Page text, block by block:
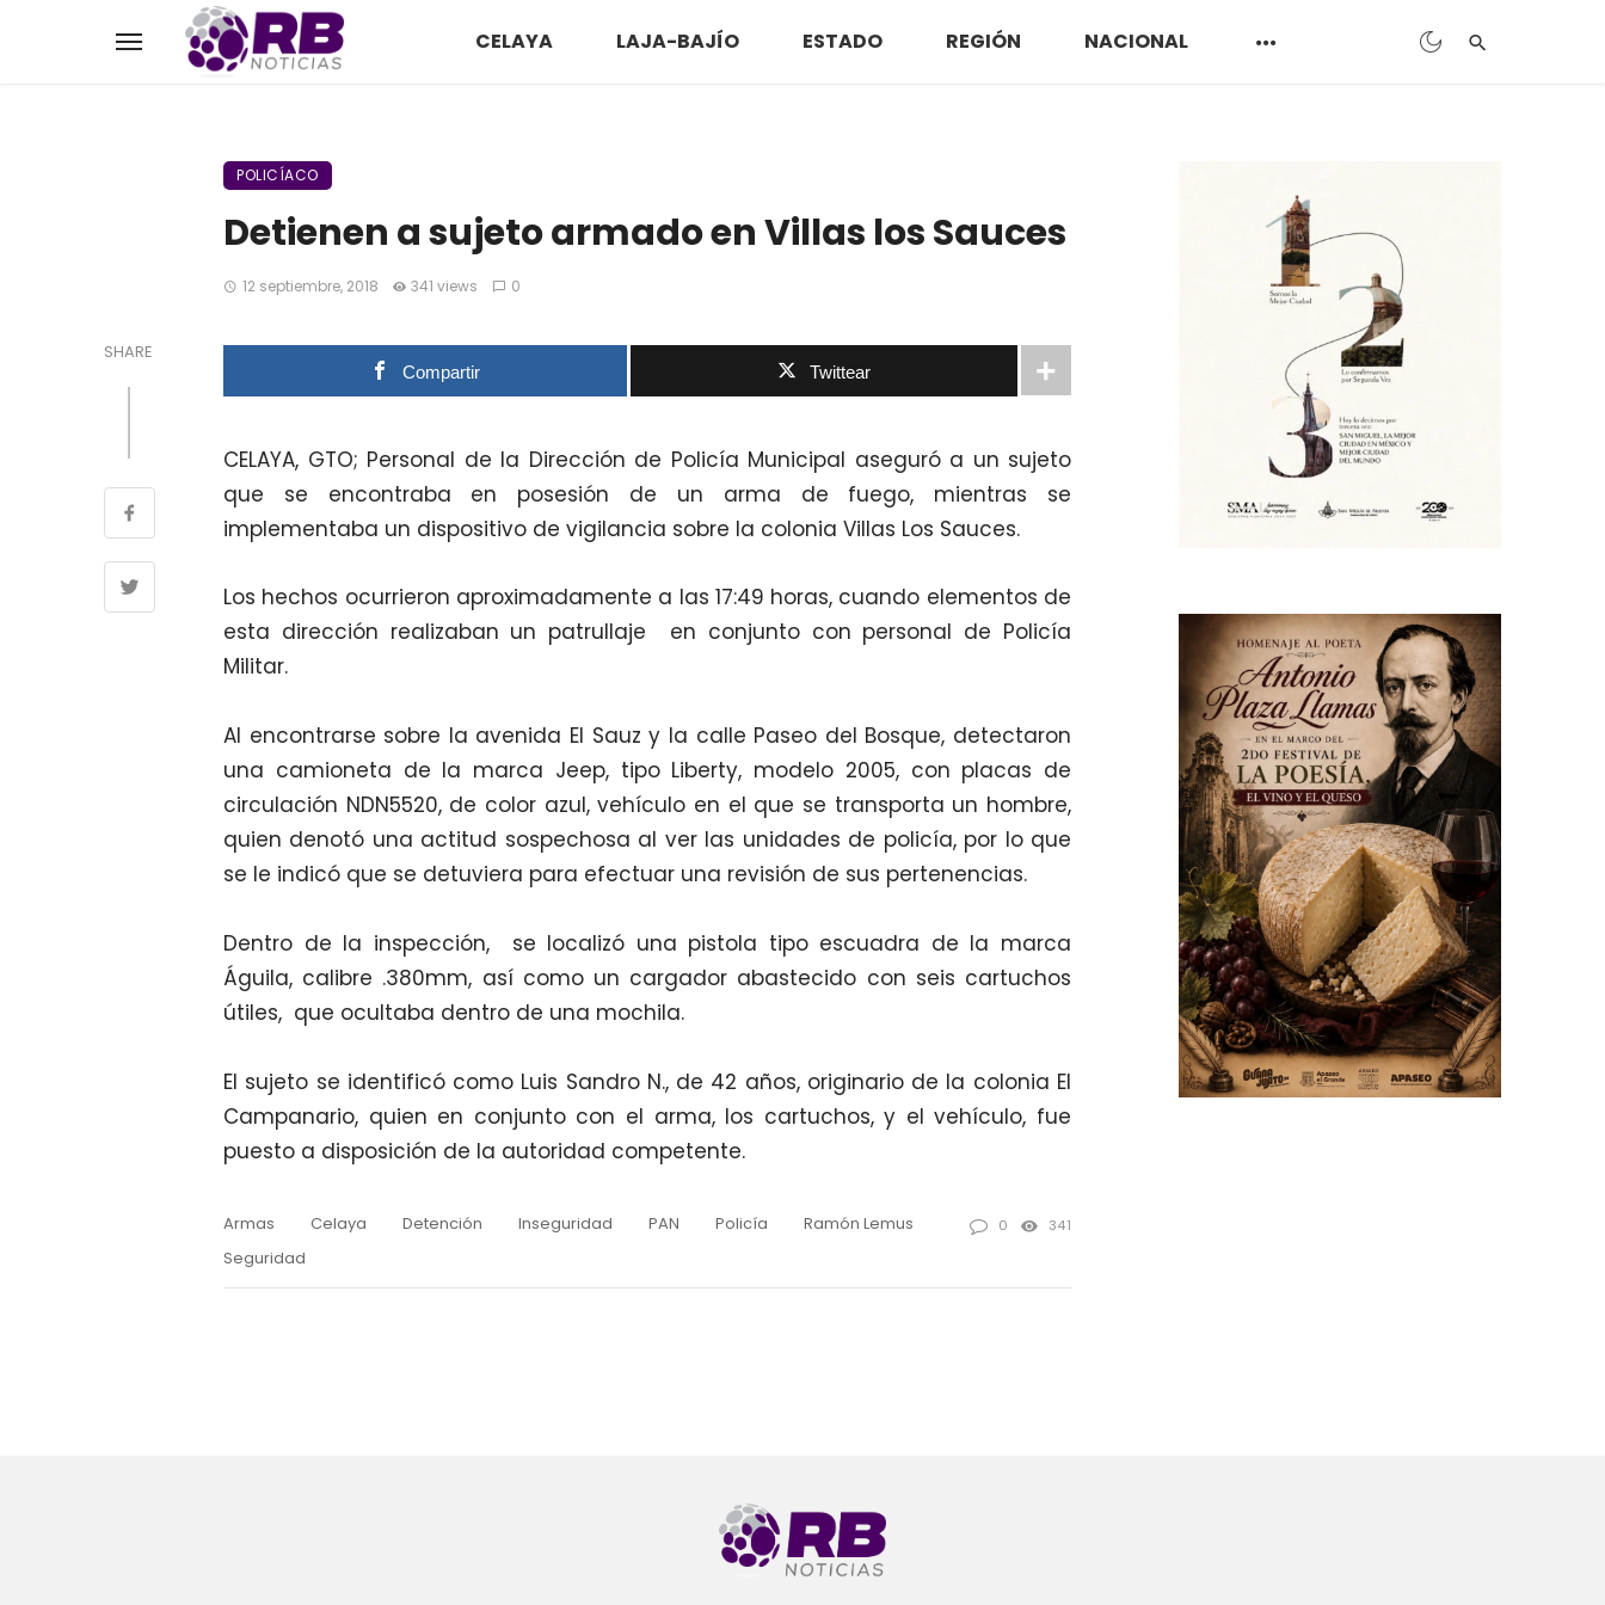
CELAYA LAJA-BAJÍO ESTADO REGIÓN NACIONAL
POLICÍACO
Detienen a sujeto armado en Villas los Sauces
12 septiembre, 2018 341 views 0
SHARE
Compartir Twittear
CELAYA, GTO; Personal de la Dirección de Policía Municipal aseguró a un sujeto
que se encontraba en posesión de un arma de fuego, mientras se
implementaba un dispositivo de vigilancia sobre la colonia Villas Los Sauces.
Los hechos ocurrieron aproximadamente a las 17:49 horas, cuando elementos de
esta dirección realizaban un patrullaje en conjunto con personal de Policía
Militar.
Al encontrarse sobre la avenida El Sauz y la calle Paseo del Bosque, detectaron
una camioneta de la marca Jeep, tipo Liberty, modelo 2005, con placas de
circulación NDN5520, de color azul, vehículo en el que se transporta un hombre,
quien denotó una actitud sospechosa al ver las unidades de policía, por lo que
se le indicó que se detuviera para efectuar una revisión de sus pertenencias.
Dentro de la inspección, se localizó una pistola tipo escuadra de la marca
Águila, calibre .380mm, así como un cargador abastecido con seis cartuchos
útiles, que ocultaba dentro de una mochila.
El sujeto se identificó como Luis Sandro N., de 42 años, originario de la colonia El
Campanario, quien en conjunto con el arma, los cartuchos, y el vehículo, fue
puesto a disposición de la autoridad competente.
Armas Celaya Detención Inseguridad PAN Policía
Ramón Lemus
Seguridad
0 341